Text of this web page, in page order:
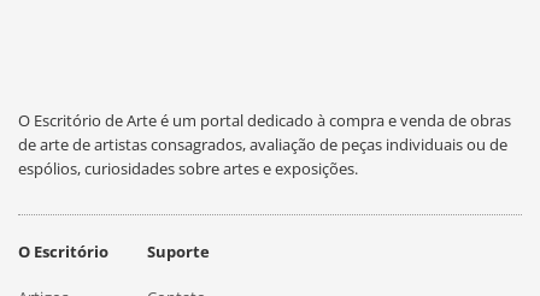
O Escritório de Arte é um portal dedicado à compra e venda de obras
de arte de artistas consagrados, avaliação de peças individuais ou de
espólios, curiosidades sobre artes e exposições.
O Escritório Suporte